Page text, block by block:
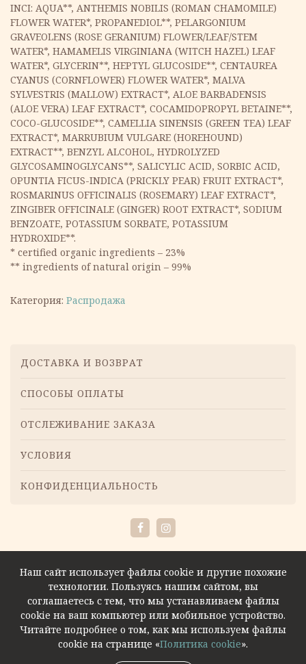
INCI: AQUA**, ANTHEMIS NOBILIS (ROMAN CHAMOMILE)
FLOWER WATER*, PROPANEDIOL**, PELARGONIUM
GRAVEOLENS (ROSE GERANIUM) FLOWER/LEAF/STEM
WATER*, HAMAMELIS VIRGINIANA (WITCH HAZEL) LEAF
WATER*, GLYCERIN**, HEPTYL GLUCOSIDE**, CENTAUREA
CYANUS (CORNFLOWER) FLOWER WATER*, MALVA
SYLVESTRIS (MALLOW) EXTRACT*, ALOE BARBADENSIS
(ALOE VERA) LEAF EXTRACT*, COCAMIDOPROPYL BETAINE**,
COCO-GLUCOSIDE**, CAMELLIA SINENSIS (GREEN TEA) LEAF
EXTRACT*, MARRUBIUM VULGARE (HOREHOUND)
EXTRACT**, BENZYL ALCOHOL, HYDROLYZED
GLYCOSAMINOGLYCANS**, SALICYLIC ACID, SORBIC ACID,
OPUNTIA FICUS-INDICA (PRICKLY PEAR) FRUIT EXTRACT*,
ROSMARINUS OFFICINALIS (ROSEMARY) LEAF EXTRACT*,
ZINGIBER OFFICINALE (GINGER) ROOT EXTRACT*, SODIUM
BENZOATE, POTASSIUM SORBATE, POTASSIUM
HYDROXIDE**.
* certified organic ingredients – 23%
** ingredients of natural origin – 99%
Категория: Распродажа
Меню
ДОСТАВКА И ВОЗВРАТ
СПОСОБЫ ОПЛАТЫ
ОТСЛЕЖИВАНИЕ ЗАКАЗА
УСЛОВИЯ
КОНФИДЕНЦИАЛЬНОСТЬ
FacebookInstagram
Наш сайт использует файлы cookie и другие похожие
технологии. Пользуясь нашим сайтом, вы
соглашаетесь с тем, что мы устанавливаем файлы
cookie на ваш компьютер или мобильное устройство.
Читайте подробнее о том, как мы используем файлы
cookie на странице «Политика cookie».